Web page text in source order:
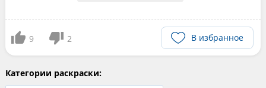
9 2 В избранное
Категории раскраски: